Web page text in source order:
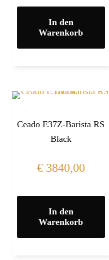
In den
Warenkorb
Ceado E37Z-Barista RS
Black
€3840,00
In den
Warenkorb